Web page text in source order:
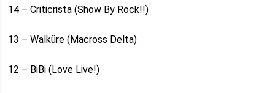
14 – Criticrista (Show By Rock!!)
13 – Walküre (Macross Delta)
12 – BiBi (Love Live!)